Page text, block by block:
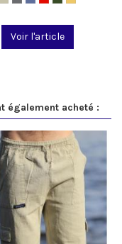
Voir l'article
également acheté :